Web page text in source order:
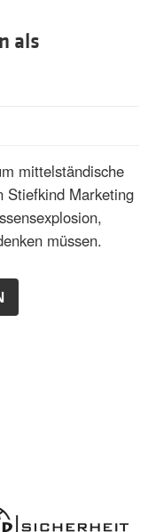
als
mittelständische
Stiefkind Marketing
müssen.